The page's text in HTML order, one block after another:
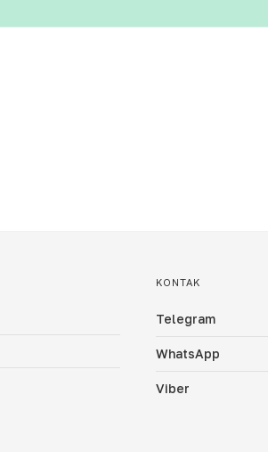
KONTAK
Telegram
WhatsApp
Viber